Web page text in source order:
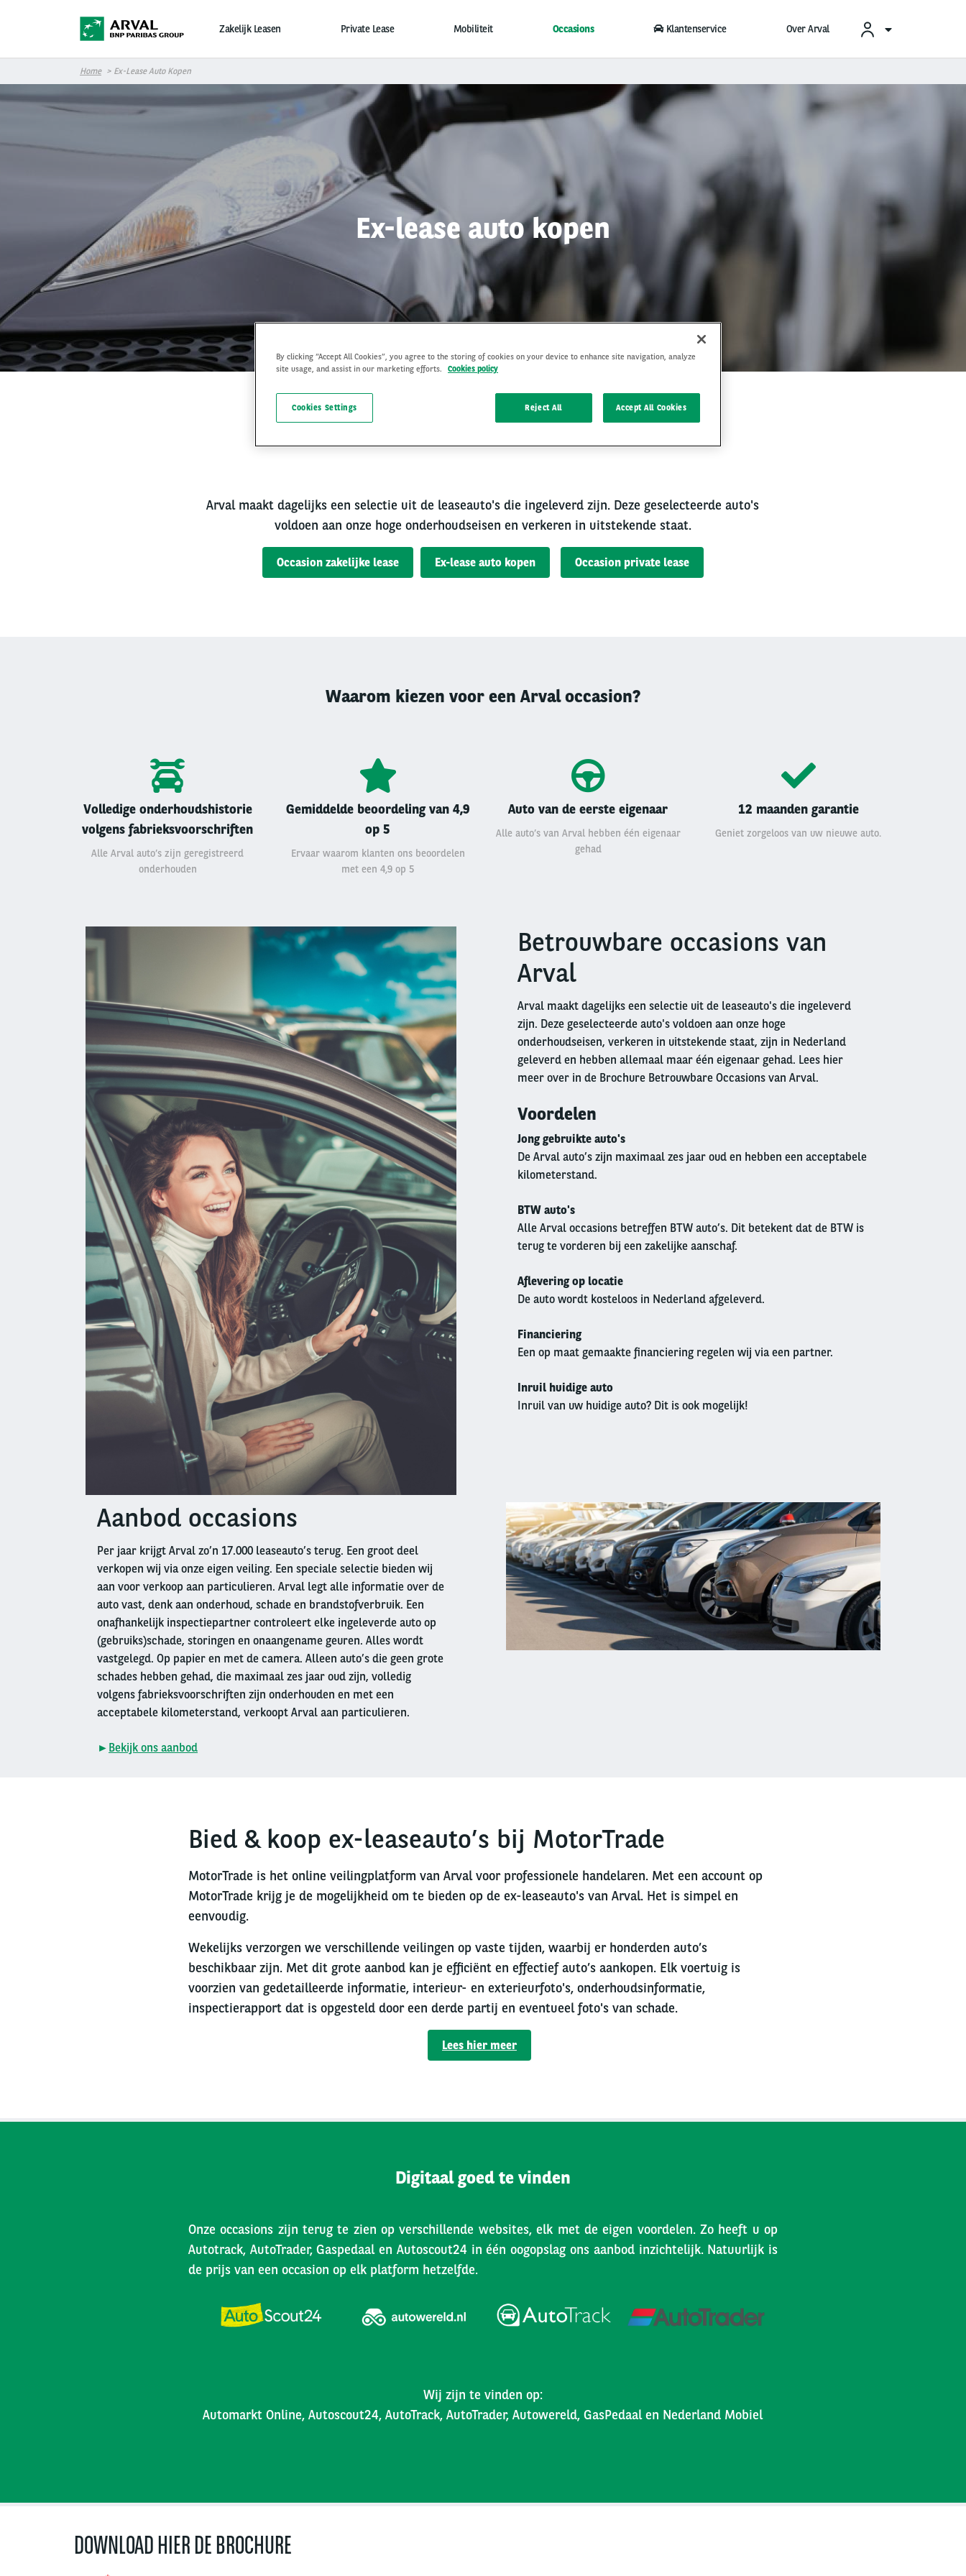
Zakelijk Leasen Private Lease Mobiliteit Occasions Klantenservice Over Arval
Home Ex-Lease Auto Kopen
Ex-lease auto kopen
Arval maakt dagelijks een selectie uit de leaseauto's die ingeleverd zijn. Deze geselecteerde auto's
voldoen aan onze hoge onderhoudseisen en verkeren in uitstekende staat.
Occasion zakelijke lease Ex-lease auto kopen Occasion private lease
Waarom kiezen voor een Arval occasion?
Volledige onderhoudshistorie
volgens fabrieksvoorschriften
Alle Arval auto’s zijn geregistreerd
onderhouden
Gemiddelde beoordeling van 4,9
op 5
Ervaar waarom klanten ons beoordelen
met een 4,9 op 5
Auto van de eerste eigenaar
Alle auto’s van Arval hebben één eigenaar
gehad
12 maanden garantie
Geniet zorgeloos van uw nieuwe auto.
column
Right
columnBetrouwbare occasions van
Arval
Arval maakt dagelijks een selectie uit de leaseauto's die ingeleverd
zijn. Deze geselecteerde auto's voldoen aan onze hoge
onderhoudseisen, verkeren in uitstekende staat, zijn in Nederland
geleverd en hebben allemaal maar één eigenaar gehad. Lees hier
meer over in de Brochure Betrouwbare Occasions van Arval.
Voordelen
Jong gebruikte auto's
De Arval auto’s zijn maximaal zes jaar oud en hebben een acceptabele
kilometerstand.
BTW auto's
Alle Arval occasions betreffen BTW auto’s. Dit betekent dat de BTW is
terug te vorderen bij een zakelijke aanschaf.
Aflevering op locatie
De auto wordt kosteloos in Nederland afgeleverd.
Financiering
Een op maat gemaakte financiering regelen wij via een partner.
Inruil huidige auto
Inruil van uw huidige auto? Dit is ook mogelijk!
columnAanbod occasions
Per jaar krijgt Arval zo’n 17.000 leaseauto’s terug. Een groot deel
verkopen wij via onze eigen veiling. Een speciale selectie bieden wij
aan voor verkoop aan particulieren. Arval legt alle informatie over de
auto vast, denk aan onderhoud, schade en brandstofverbruik. Een
onafhankelijk inspectiepartner controleert elke ingeleverde auto op
(gebruiks)schade, storingen en onaangename geuren. Alles wordt
vastgelegd. Op papier en met de camera. Alleen auto’s die geen grote
schades hebben gehad, die maximaal zes jaar oud zijn, volledig
volgens fabrieksvoorschriften zijn onderhouden en met een
acceptabele kilometerstand, verkoopt Arval aan particulieren.
► Bekijk ons aanbod
Right
column
Bied & koop ex-leaseauto’s bij MotorTrade
MotorTrade is het online veilingplatform van Arval voor professionele handelaren. Met een account op
MotorTrade krijg je de mogelijkheid om te bieden op de ex-leaseauto's van Arval. Het is simpel en
eenvoudig.
Wekelijks verzorgen we verschillende veilingen op vaste tijden, waarbij er honderden auto’s
beschikbaar zijn. Met dit grote aanbod kan je efficiënt en effectief auto’s aankopen. Elk voertuig is
voorzien van gedetailleerde informatie, interieur- en exterieurfoto's, onderhoudsinformatie,
inspectierapport dat is opgesteld door een derde partij en eventueel foto's van schade.
Lees hier meer
Digitaal goed te vinden
Onze occasions zijn terug te zien op verschillende websites, elk met de eigen voordelen. Zo heeft u op
Autotrack, AutoTrader, Gaspedaal en Autoscout24 in één oogopslag ons aanbod inzichtelijk. Natuurlijk is
de prijs van een occasion op elk platform hetzelfde.
Wij zijn te vinden op:
Automarkt Online, Autoscout24, AutoTrack, AutoTrader, Autowereld, GasPedaal en Nederland Mobiel
DOWNLOAD HIER DE BROCHURE
By clicking “Accept All Cookies”, you agree to the storing of cookies on your device to enhance site navigation, analyze
site usage, and assist in our marketing efforts.
Cookies policy
Reject All Accept All Cookies
Cookies Settings